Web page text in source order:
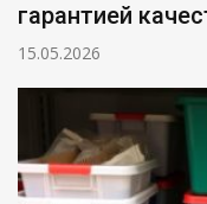
гарантией
15.05.2026